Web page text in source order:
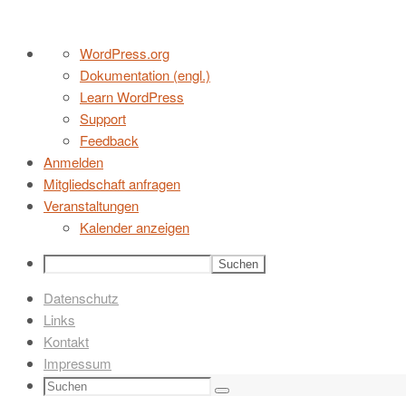
Zum
Über
WordPress
WordPress.org
Dokumentation (engl.)
Learn WordPress
Support
Feedback
Anmelden
Mitgliedschaft anfragen
Veranstaltungen
Kalender anzeigen
Suchen
Datenschutz
Links
Kontakt
Impressum
Suchen
Suchen